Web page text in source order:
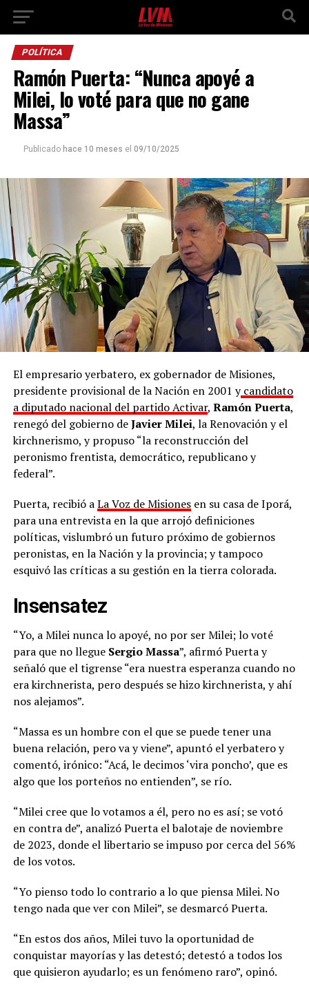
POLÍTICA
Ramón Puerta: “Nunca apoyé a
Milei, lo voté para que no gane
Massa”
Publicado hace 10 meses el 09/10/2025
El empresario yerbatero, ex gobernador de Misiones,
presidente provisional de la Nación en 2001 ycandidato
a diputado nacional del partido Activar, Ramón Puerta,
renegó del gobierno deJavier Milei, la Renovación y el
kirchnerismo, y propuso “la reconstrucción del
peronismo frentista, democrático, republicano y
federal”.
Puerta, recibió aLa Voz de Misionesen su casa de Iporá,
para una entrevista en la que arrojó definiciones
políticas, vislumbró un futuro próximo de gobiernos
peronistas, en la Nación y la provincia; y tampoco
esquivó las críticas a su gestión en la tierra colorada.
Insensatez
“Yo, a Milei nunca lo apoyé, no por ser Milei; lo voté
para que no llegue Sergio Massa”, afirmó Puerta y
señaló que el tigrense “era nuestra esperanza cuando no
era kirchnerista, pero después se hizo kirchnerista, y ahí
nos alejamos”.
“Massa es un hombre con el que se puede tener una
buena relación, pero va y viene”, apuntó el yerbatero y
comentó, irónico: “Acá, le decimos ‘vira poncho’, que es
algo que los porteños no entienden”, se río.
“Milei cree que lo votamos a él, pero no es así; se votó
en contra de”, analizó Puerta el balotaje de noviembre
de 2023, donde el libertario se impuso por cerca del 56%
de los votos.
“Yo pienso todo lo contrario a lo que piensa Milei. No
tengo nada que ver con Milei”, se desmarcó Puerta.
“En estos dos años, Milei tuvo la oportunidad de
conquistar mayorías y las detestó; detestó a todos los
que quisieron ayudarlo; es un fenómeno raro”, opinó.